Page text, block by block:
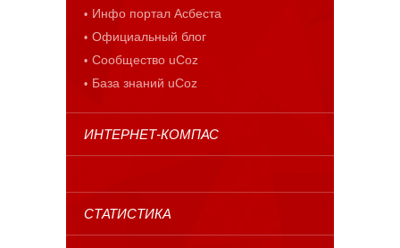
Инфо портал Асбеста
Официальный блог
Сообщество uCoz
База знаний uCoz
ИНТЕРНЕТ-КОМПАС
СТАТИСТИКА